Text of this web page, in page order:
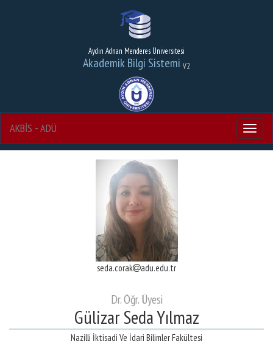
Aydın Adnan Menderes Üniversitesi
Akademik Bilgi Sistemi V2
Menu
AKBİS - ADÜ
seda.corak adu.edu.tr
Dr. Öğr. Üyesi
Gülizar Seda Yılmaz
Nazilli İktisadi Ve İdari Bilimler Fakültesi